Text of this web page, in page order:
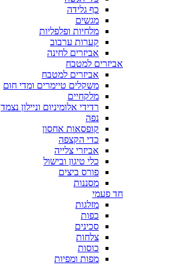
כף גלידה
מגשים
מלחיות ופלפליות
קערות ערבוב
אביזרים לחינה
אביזרים למטבח
אביזרים למטבח
משקלים טיימרים ומדי חום
מלקחיים
רדידי אלומיניום וניילון נצמד
נפה
קופסאות אחסון
כדי הקצפה
אביזרי צלייה
כלי טיגון ובישול
פורס ביצים
מסננות
חד פעמי
מזלגות
כפות
סכינים
צלחות
כוסות
מפות ומפיות